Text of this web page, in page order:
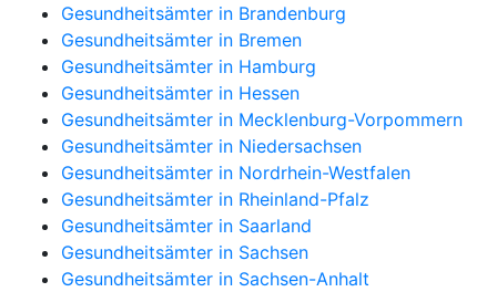
Gesundheitsämter in Brandenburg
Gesundheitsämter in Bremen
Gesundheitsämter in Hamburg
Gesundheitsämter in Hessen
Gesundheitsämter in Mecklenburg-Vorpommern
Gesundheitsämter in Niedersachsen
Gesundheitsämter in Nordrhein-Westfalen
Gesundheitsämter in Rheinland-Pfalz
Gesundheitsämter in Saarland
Gesundheitsämter in Sachsen
Gesundheitsämter in Sachsen-Anhalt